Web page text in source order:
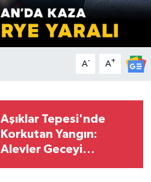
A- A+
Aşıklar Tepesi'nde
Korkutan Yangın:
Alevler Geceyi